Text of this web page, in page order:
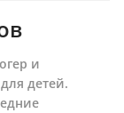
и
детей.